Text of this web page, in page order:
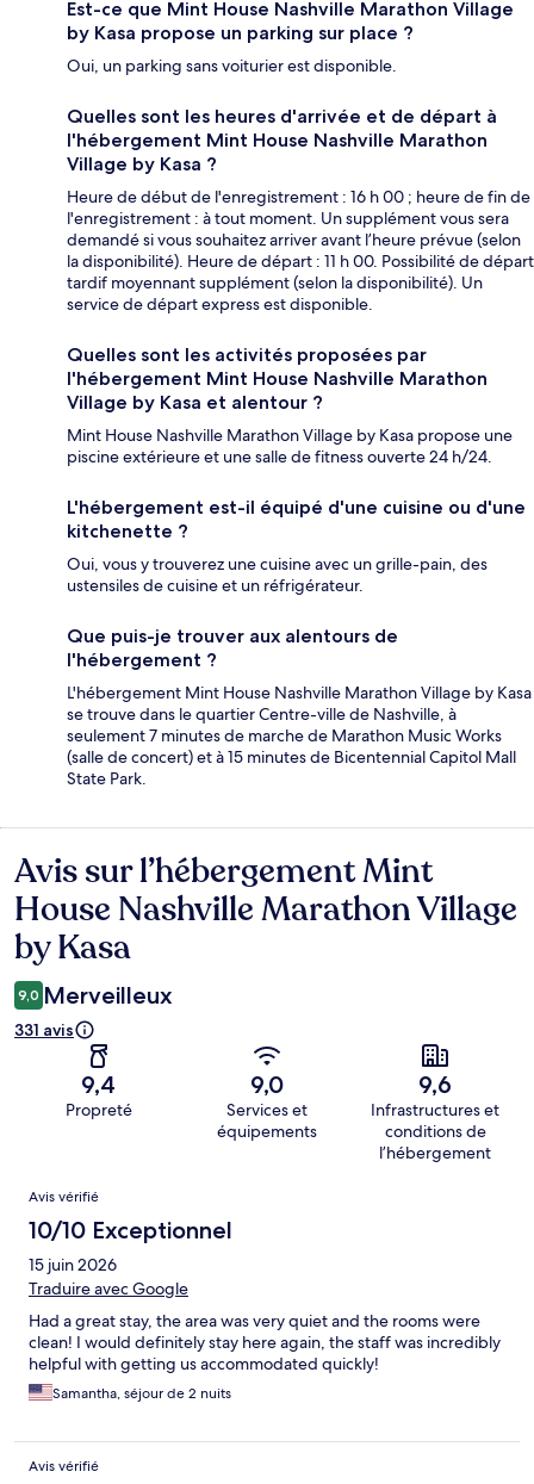
Est-ce que Mint House Nashville Marathon Village
by Kasa propose un parking sur place ?
Oui, un parking sans voiturier est disponible.
Quelles sont les heures d'arrivée et de départ à
l'hébergement Mint House Nashville Marathon
Village by Kasa ?
Heure de début de l'enregistrement : 16 h 00 ; heure de fin de
l'enregistrement : à tout moment. Un supplément vous sera
demandé si vous souhaitez arriver avant l’heure prévue (selon
la disponibilité). Heure de départ : 11 h 00. Possibilité de départ
tardif moyennant supplément (selon la disponibilité). Un
service de départ express est disponible.
Quelles sont les activités proposées par
l'hébergement Mint House Nashville Marathon
Village by Kasa et alentour ?
Mint House Nashville Marathon Village by Kasa propose une
piscine extérieure et une salle de fitness ouverte 24 h/24.
L'hébergement est-il équipé d'une cuisine ou d'une
kitchenette ?
Oui, vous y trouverez une cuisine avec un grille-pain, des
ustensiles de cuisine et un réfrigérateur.
Que puis-je trouver aux alentours de
l'hébergement ?
L'hébergement Mint House Nashville Marathon Village by Kasa
se trouve dans le quartier Centre-ville de Nashville, à
seulement 7 minutes de marche de Marathon Music Works
(salle de concert) et à 15 minutes de Bicentennial Capitol Mall
State Park.
Avis
Avis sur l’hébergement Mint
House Nashville Marathon Village
by Kasa
9,0 Merveilleux
331 avis
9,4
Propreté
9,0
Services et
équipements
9,6
Infrastructures et
conditions de
l’hébergement
Avis
Avis vérifié
10/10 Exceptionnel
15 juin 2026
Traduire avec Google
Had a great stay, the area was very quiet and the rooms were
clean! I would definitely stay here again, the staff was incredibly
helpful with getting us accommodated quickly!
Samantha, séjour de 2 nuits
Avis vérifié